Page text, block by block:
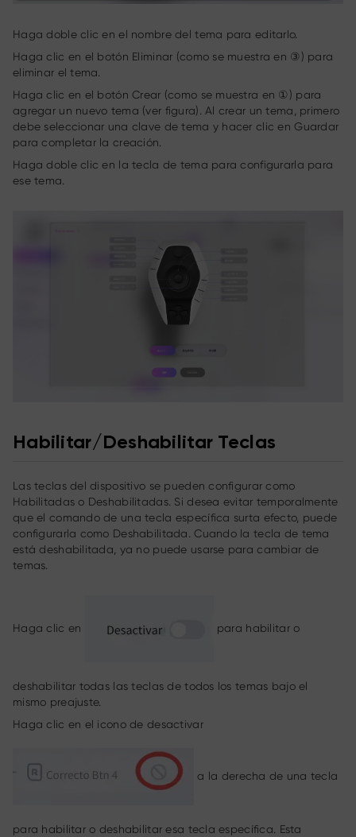
Haga doble clic en el nombre del tema para editarlo.
Haga clic en el botón Eliminar (como se muestra en ③) para
eliminar el tema.
Haga clic en el botón Crear (como se muestra en ①) para
agregar un nuevo tema (ver figura). Al crear un tema, primero
debe seleccionar una clave de tema y hacer clic en Guardar
para completar la creación.
Haga doble clic en la tecla de tema para configurarla para
ese tema.
Habilitar/Deshabilitar Teclas
Las teclas del dispositivo se pueden configurar como
Habilitadas o Deshabilitadas. Si desea evitar temporalmente
que el comando de una tecla específica surta efecto, puede
configurarla como Deshabilitada. Cuando la tecla de tema
está deshabilitada, ya no puede usarse para cambiar de
temas.
Haga clic en para habilitar o
deshabilitar todas las teclas de todos los temas bajo el
mismo preajuste.
Haga clic en el icono de desactivar
a la derecha de una tecla
para habilitar o deshabilitar esa tecla específica. Esta